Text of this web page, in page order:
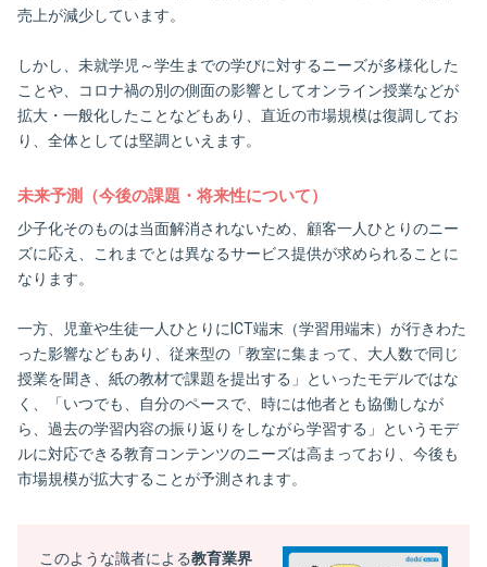
売上が減少しています。
しかし、未就学児～学生までの学びに対するニーズが多様化した
ことや、コロナ禍の別の側面の影響としてオンライン授業などが
拡大・一般化したことなどもあり、直近の市場規模は復調してお
り、全体としては堅調といえます。
未来予測（今後の課題・将来性について）
少子化そのものは当面解消されないため、顧客一人ひとりのニー
ズに応え、これまでとは異なるサービス提供が求められることに
なります。
一方、児童や生徒一人ひとりにICT端末（学習用端末）が行きわた
った影響などもあり、従来型の「教室に集まって、大人数で同じ
授業を聞き、紙の教材で課題を提出する」といったモデルではな
く、「いつでも、自分のペースで、時には他者とも協働しなが
ら、過去の学習内容の振り返りをしながら学習する」というモデ
ルに対応できる教育コンテンツのニーズは高まっており、今後も
市場規模が拡大することが予測されます。
このような識者による教育業界